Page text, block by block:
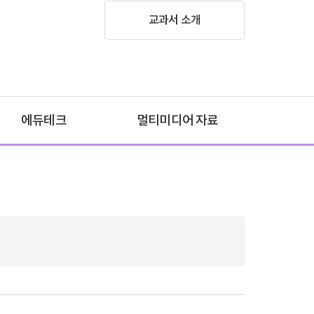
교과서 소개
에듀테크 멀티미디어 자료